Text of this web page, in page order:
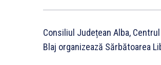
Consiliul Județean Alba,
Blaj organizează Sărbătoarea